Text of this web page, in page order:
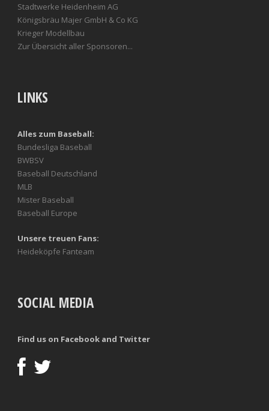
Stadtwerke Heidenheim AG
Königsbräu Majer GmbH & Co KG
Krieger Modellbau
Zur Übersicht aller Sponsoren...
LINKS
Alles zum Baseball:
Bundesliga Baseball
BWBSV
Baseball Deutschland
MLB
Mister Baseball
Baseball Europe
Unsere treuen Fans:
Heideköpfe Fanteam
SOCIAL MEDIA
Find us on Facebook and Twitter